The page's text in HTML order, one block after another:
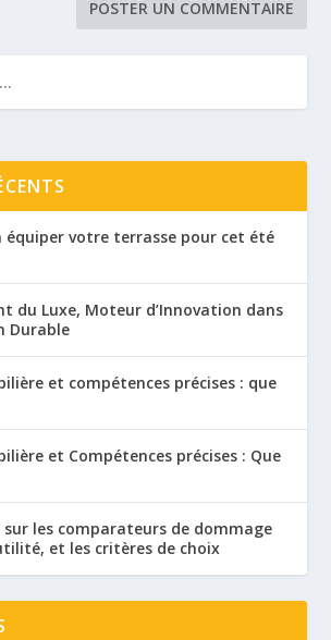
équiper votre terrasse pour cet été
du Luxe, Moteur d’Innovation dans
Durable
et compétences précises : que
et Compétences précises : Que
les comparateurs de dommage
et les critères de choix